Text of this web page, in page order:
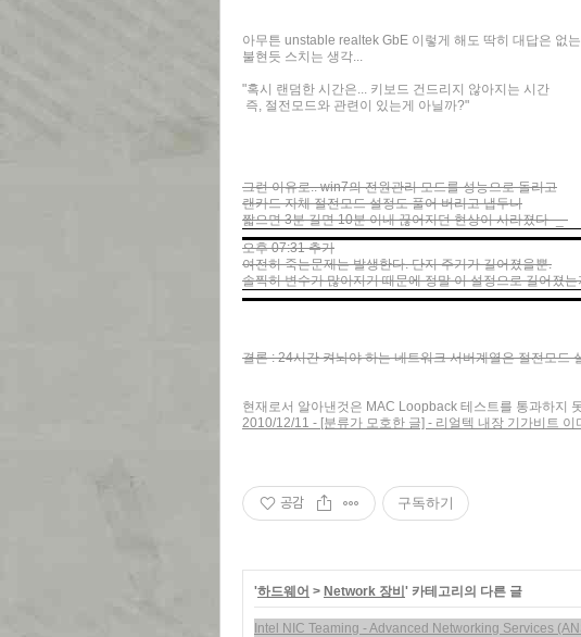
아무튼 unstable realtek GbE 이렇게 해도 딱히 대답은 없는
불현듯 스치는 생각...
"혹시 랜덤한 시간은... 키보드 건드리지 않아지는 시간
즉, 절전모드와 관련이 있는게 아닐까?"
그런 이유로.. win7의 전원관리 모드를 성능으로 돌리고
랜카드 자체 절전모드 설정도 풀어 버리고 냅두니
짧으면 3분 길면 10분 이내 끊어지던 현상이 사라졌다 -_-
오후 07:31 추가
여전히 죽는문제는 발생한다. 단지 주기가 길어졌을뿐.
솔찍히 변수가 많아지기 때문에 정말 이 설정으로 길어졌
결론 : 24시간 켜놔야 하는 네트워크 서버계열은 절전모드
현재로서 알아낸것은 MAC Loopback 테스트를 통과하지
2010/12/11 - [분류가 모호한 글] - 리얼텍 내장 기가비트 이
공감 구독하기
'하드웨어 > Network 장비 ' 카테고리의 다른 글
Intel NIC Teaming - Advanced Networking Services